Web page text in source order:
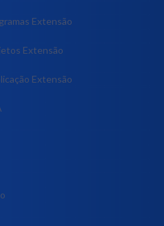
Extensão
Extensão
Extensão